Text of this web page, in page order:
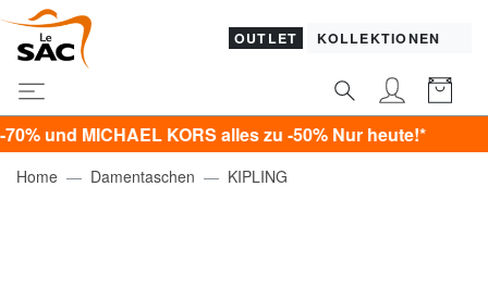
OUTLET KOLLEKTIONEN
MICHAEL KORS alles zu -50% Nur heute!*
Home Damentaschen KIPLING